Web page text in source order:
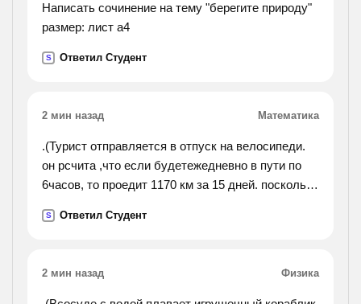
Написать сочинение на тему "берегите природу"
размер: лист а4
S Ответил Студент
2 мин назад Математика
.(Турист отправляется в отпуск на велосипеди.
он рсчита ,что если будетежедневно в пути по
6часов, то проедит 1170 км за 15 дней. посколько
движение при той же скорости, чтобы проехать
S Ответил Студент
2 мин назад Физика